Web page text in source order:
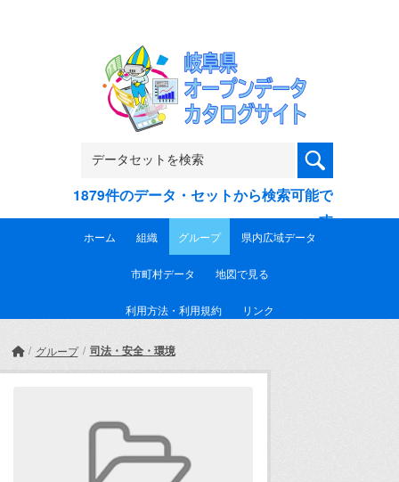
1879件のデータ・セットから検索可能で
す
ホーム 組織 グループ 県内広域データ
市町村データ 地図で見る
利用方法・利用規約 リンク
グループ 司法・安全・環境